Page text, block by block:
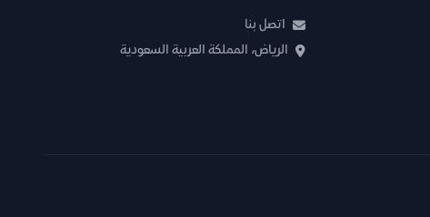
اتصل بنا
الرياض، المملكة العربية السعودية